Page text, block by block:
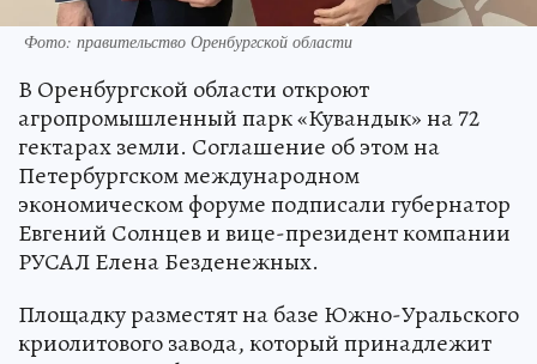
Фото: правительство Оренбургской области
В Оренбургской области откроют
агропромышленный парк «Кувандык» на 72
гектарах земли. Соглашение об этом на
Петербургском международном
экономическом форуме подписали губернатор
Евгений Солнцев и вице-президент компании
РУСАЛ Елена Безденежных.
Площадку разместят на базе Южно-Уральского
криолитового завода, который принадлежит